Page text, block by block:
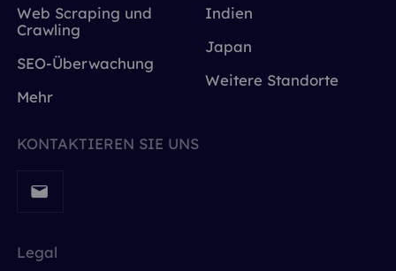
Web Scraping und
Crawling
SEO-Überwachung
Mehr
Indien
Japan
Weitere Standorte
KONTAKTIEREN SIE UNS
Legal